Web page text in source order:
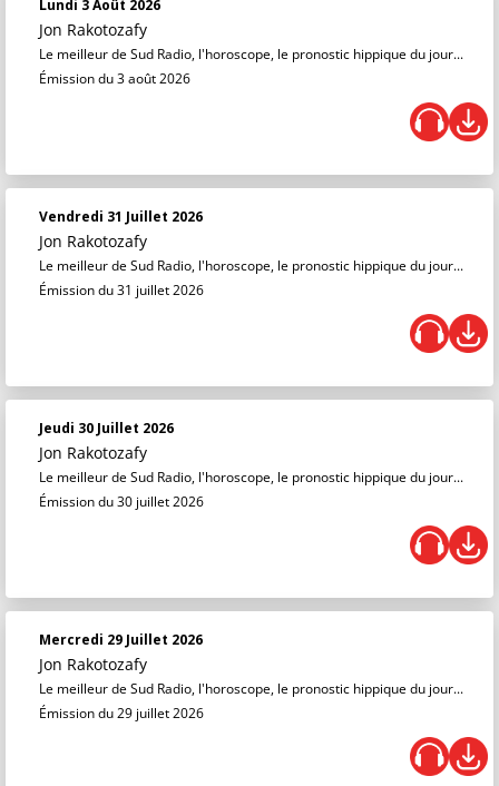
Lundi 3 Août 2026
Jon Rakotozafy
Le meilleur de Sud Radio, l'horoscope, le pronostic hippique du jour...
Émission du 3 août 2026
Vendredi 31 Juillet 2026
Jon Rakotozafy
Le meilleur de Sud Radio, l'horoscope, le pronostic hippique du jour...
Émission du 31 juillet 2026
Jeudi 30 Juillet 2026
Jon Rakotozafy
Le meilleur de Sud Radio, l'horoscope, le pronostic hippique du jour...
Émission du 30 juillet 2026
Mercredi 29 Juillet 2026
Jon Rakotozafy
Le meilleur de Sud Radio, l'horoscope, le pronostic hippique du jour...
Émission du 29 juillet 2026